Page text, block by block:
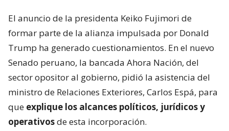
El anuncio de la presidenta Keiko Fujimori de
formar parte de la alianza impulsada por Donald
Trump ha generado cuestionamientos. En el nuevo
Senado peruano, la bancada Ahora Nación, del
sector opositor al gobierno, pidió la asistencia del
ministro de Relaciones Exteriores, Carlos Espá, para
que explique los alcances políticos, jurídicos y
operativosde esta incorporación.